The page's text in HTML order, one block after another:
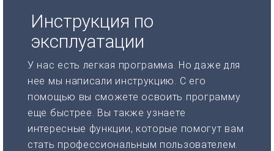
Инструкция по
эксплуатации
У нас есть легкая программа. Но даже для
нее мы написали инструкцию. С его
помощью вы сможете освоить программу
еще быстрее. Вы также узнаете
интересные функции, которые помогут вам
стать профессиональным пользователем.